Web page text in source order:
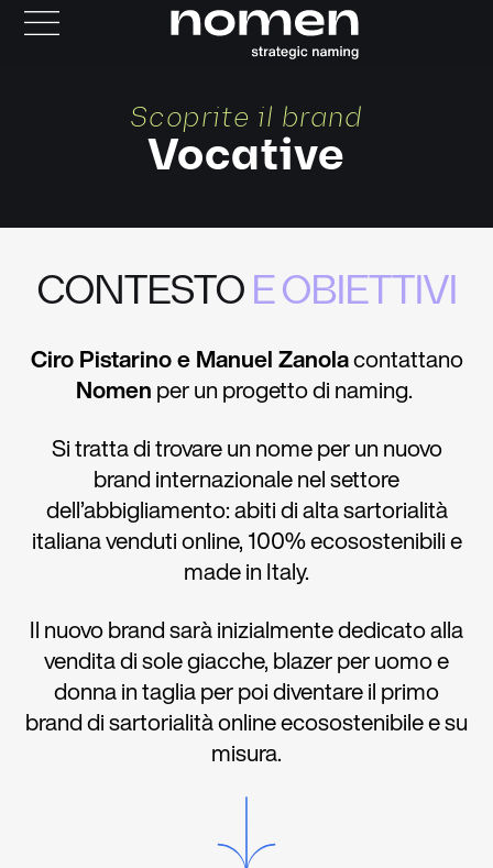
Scoprite il brand
Vocative
CONTESTO E OBIETTIVI
Ciro Pistarino e Manuel Zanolacontattano
Nomenper un progetto dinaming.
Si tratta di trovare un nome perun nuovo
brand internazionale nel settore
dell’abbigliamento: abiti di altasartorialità
italiana venduti online, 100%ecosostenibili e
made inItaly.
Il nuovo brand sarà inizialmente dedicato alla
vendita di sole giacche, blazer peruomo e
donna in taglia per poi diventare il primo
brand disartorialitàonlineecosostenibile e su
misura.